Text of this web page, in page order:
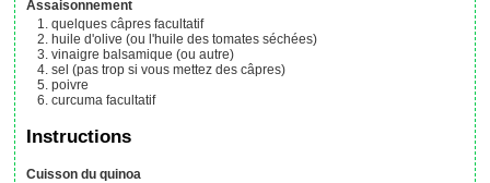
Assaisonnement
quelques câpres facultatif
huile d'olive (ou l'huile des tomates séchées)
vinaigre balsamique (ou autre)
sel (pas trop si vous mettez des câpres)
poivre
curcuma facultatif
Instructions
Cuisson du quinoa